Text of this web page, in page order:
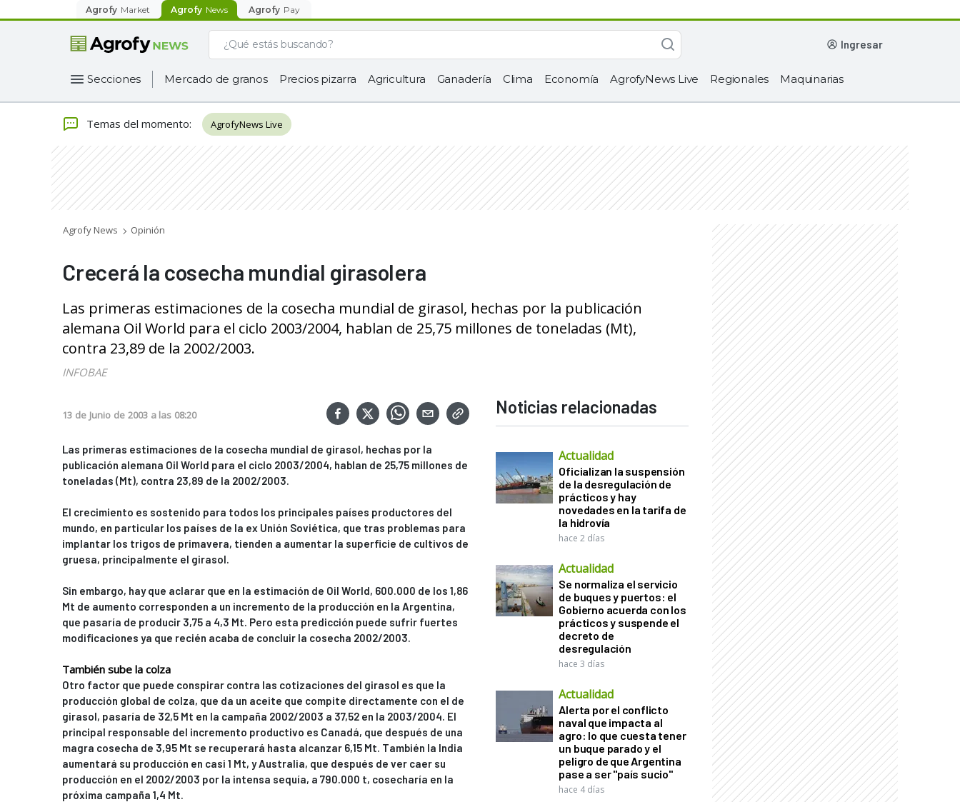
Agrofy Market Agrofy News Agrofy Pay
ingresar
Secciones Mercado de granos Precios pizarra Agricultura Ganadería Clima Economía AgrofyNews Live Regionales Maquinarias
Temas del momento: AgrofyNews Live
Agrofy News Opinión
Crecerá la cosecha mundial girasolera
Las primeras estimaciones de la cosecha mundial de girasol, hechas por la publicación
alemana Oil World para el ciclo 2003/2004, hablan de 25,75 millones de toneladas (Mt),
contra 23,89 de la 2002/2003.
INFOBAE
13 de Junio de 2003 a las 08:20
Las primeras estimaciones de la cosecha mundial de girasol, hechas por la
publicación alemana Oil World para el ciclo 2003/2004, hablan de 25,75 millones de
toneladas (Mt), contra 23,89 de la 2002/2003.
El crecimiento es sostenido para todos los principales países productores del
mundo, en particular los países de la ex Unión Soviética, que tras problemas para
implantar los trigos de primavera, tienden a aumentar la superficie de cultivos de
gruesa, principalmente el girasol.
Sin embargo, hay que aclarar que en la estimación de Oil World, 600.000 de los 1,86
Mt de aumento corresponden a un incremento de la producción en la Argentina,
que pasaría de producir 3,75 a 4,3 Mt. Pero esta predicción puede sufrir fuertes
modificaciones ya que recién acaba de concluir la cosecha 2002/2003.
También sube la colza
Otro factor que puede conspirar contra las cotizaciones del girasol es que la
producción global de colza, que da un aceite que compite directamente con el de
girasol, pasaría de 32,5 Mt en la campaña 2002/2003 a 37,52 en la 2003/2004. El
principal responsable del incremento productivo es Canadá, que después de una
magra cosecha de 3,95 Mt se recuperará hasta alcanzar 6,15 Mt. También la India
aumentará su producción en casi 1 Mt, y Australia, que después de ver caer su
producción en el 2002/2003 por la intensa sequía, a 790.000 t, cosecharía en la
próxima campaña 1,4 Mt.
Noticias relacionadas
Actualidad
Oficializan la suspensión
de la desregulación de
prácticos y hay
novedades en la tarifa de
la hidrovía
hace 2 días
Actualidad
Se normaliza el servicio
de buques y puertos: el
Gobierno acuerda con los
prácticos y suspende el
decreto de
desregulación
hace 3 días
Actualidad
Alerta por el conflicto
naval que impacta al
agro: lo que cuesta tener
un buque parado y el
peligro de que Argentina
pase a ser "país sucio"
hace 4 días